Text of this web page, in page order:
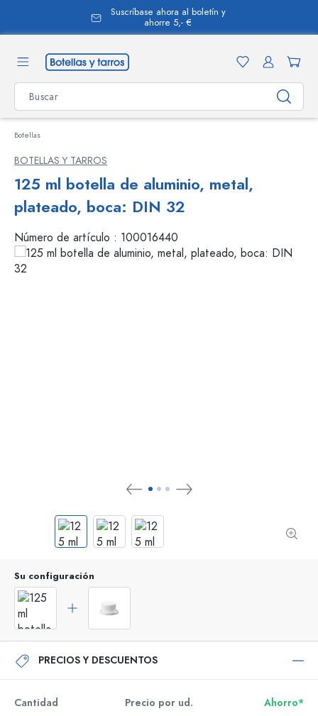
Suscríbase ahora al boletín y
ahorre 5,- €
Botellas
BOTELLAS Y TARROS
125 ml botella de aluminio, metal,
plateado, boca: DIN 32
Número de artículo : 100016440
Su configuración
PRECIOS Y DESCUENTOS
Cantidad Precio por ud.
Ahorro*